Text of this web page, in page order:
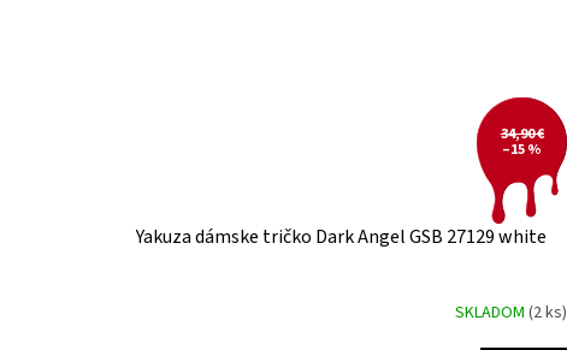
34,90 €
–15 %
Yakuza dámske tričko Dark Angel GSB 27129 white
SKLADOM(2 ks)